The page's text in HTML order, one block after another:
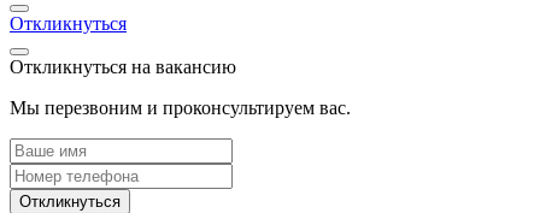
Откликнуться
Откликнуться на вакансию
Мы перезвоним и проконсультируем вас.
Откликнуться